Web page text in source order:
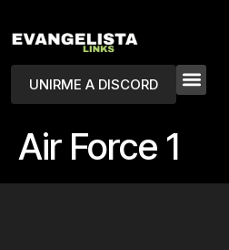
UNIRME A DISCORD
Air Force 1